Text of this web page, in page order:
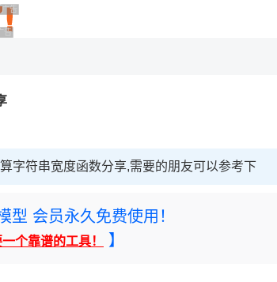
广告 商业广告，理性选择
广告 商业广告，理性选择
字符串宽度函数分享,需要的朋友可以参考下
型 会员永久免费使用！
个靠谱的工具！ 】